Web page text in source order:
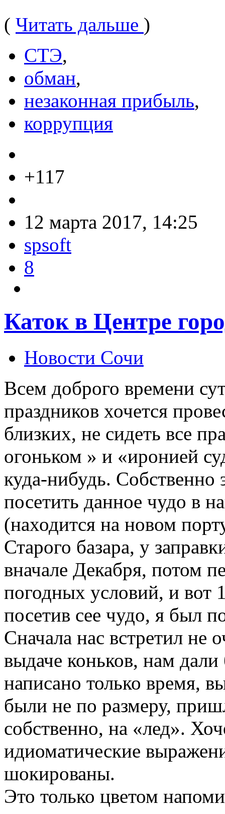
( Читать дальше )
СТЭ,
обман,
незаконная прибыль,
коррупция
+117
12 марта 2017, 14:25
spsoft
8
Каток в Центре
Новости Сочи
Всем доброго времени
праздников хочется
близких, не сидеть все
огоньком » и «иронией
куда-нибудь. Собственно
посетить данное чудо в
(находится на новом
Старого базара, у
вначале Декабря, потом
погодных условий, и вот
посетив сее чудо, я был
Сначала нас встретил не
выдаче коньков, нам
написано только время,
были не по размеру,
собственно, на «лед».
идиоматические
шокированы.
Это только цветом